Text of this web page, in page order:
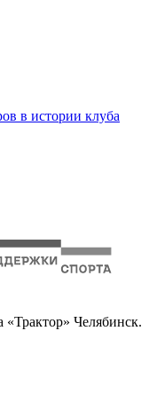
в истории клуба
Челябинск.